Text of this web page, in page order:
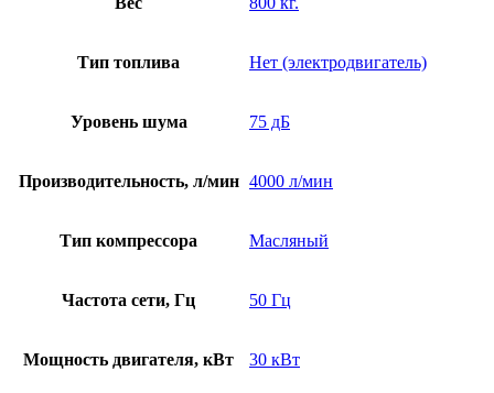
Тип топлива Нет (электродвигатель)
Уровень шума 75 дБ
Производительность, л/мин 4000 л/мин
Тип компрессора Масляный
Частота сети, Гц 50 Гц
Мощность двигателя, кВт 30 кВт